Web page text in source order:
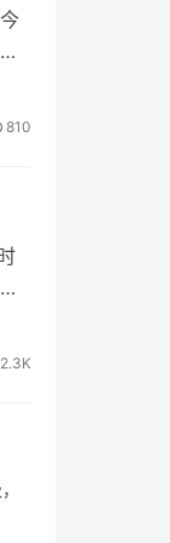
810
2.3K